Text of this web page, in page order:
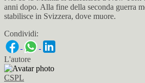
anni dopo. Alla fine della seconda guerra
stabilisce in Svizzera, dove muore.
Condividi:
L'autore
CSPL